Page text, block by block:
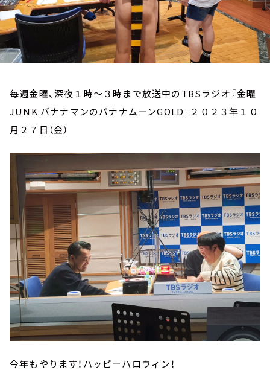
毎週金曜、深夜１時～３時まで放送中のTBSラジオ『金曜
JUNK バナナマンのバナナムーンGOLD』２０２３年１０
月２７日（金）
今年もやります！ハッピーハロウィン！